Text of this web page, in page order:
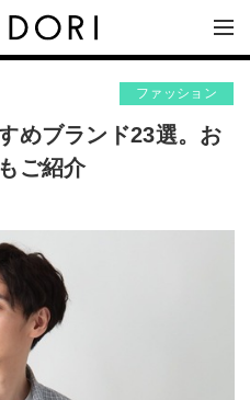
ファッション
めブランド23選。お
ご紹介